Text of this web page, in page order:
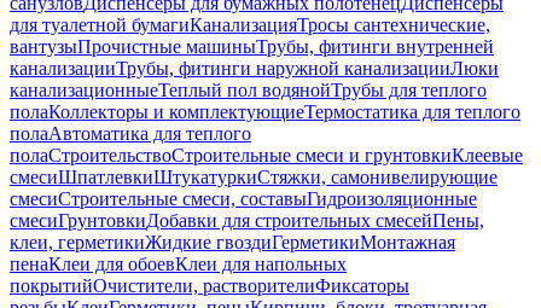
для туалетной бумагиКанализацияТросы сантехнические,
вантузыПрочистные машиныТрубы, фитинги внутренней
канализацииТрубы, фитинги наружной канализацииЛюки
канализационныеТеплый пол водянойТрубы для теплого
полаКоллекторы и комплектующиеТермостатика для теплого
полаАвтоматика для теплого
полаСтроительствоСтроительные смеси и грунтовкиКлеевые
смесиШпатлевкиШтукатуркиСтяжки, самонивелирующие
смесиСтроительные смеси, составыГидроизоляционные
смесиГрунтовкиДобавки для строительных смесейПены,
клеи, герметикиЖидкие гвоздиГерметикиМонтажная
пенаКлеи для обоевКлеи для напольных
покрытийОчистители, растворителиФиксаторы